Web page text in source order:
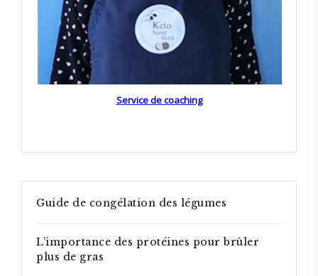
Service de coaching
Guide de congélation des légumes
L’importance des protéines pour brûler
plus de gras